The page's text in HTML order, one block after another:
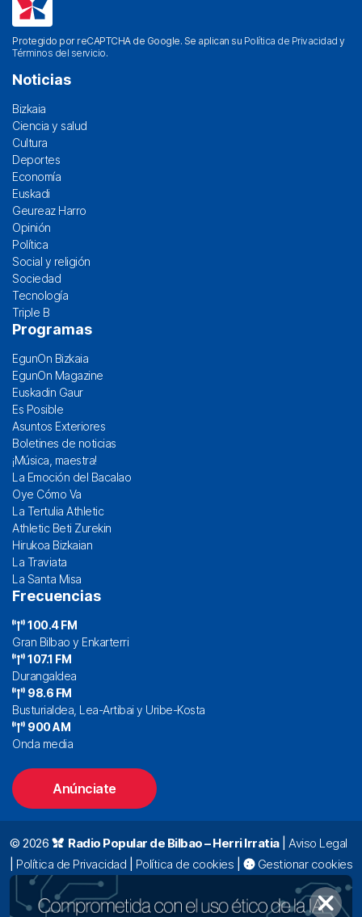
Protegido por reCAPTCHA de Google. Se aplican su Política de Privacidad y
Términos del servicio.
Noticias
Bizkaia
Ciencia y salud
Cultura
Deportes
Economía
Euskadi
Geureaz Harro
Opinión
Política
Social y religión
Sociedad
Tecnología
Triple B
Programas
EgunOn Bizkaia
EgunOn Magazine
Euskadin Gaur
Es Posible
Asuntos Exteriores
Boletines de noticias
¡Música, maestra!
La Emoción del Bacalao
Oye Cómo Va
La Tertulia Athletic
Athletic Beti Zurekin
Hirukoa Bizkaian
La Traviata
La Santa Misa
Frecuencias
100.4 FM
Gran Bilbao y Enkarterri
107.1 FM
Durangaldea
98.6 FM
Busturialdea, Lea-Artibai y Uribe-Kosta
900 AM
Onda media
Anúnciate
© 2026 Radio Popular de Bilbao – Herri Irratia| Aviso Legal
Política de Privacidad Política de cookies
Gestionar cookies
Alda. Mazarredo, 47 – 7º 48009 Bilbao |
94 423 92 00|
oyentes@radiopopular.com